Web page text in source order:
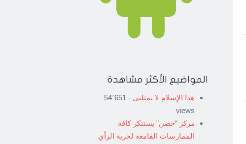
المواضيع الأكثر مشاهدة
هذا الإسلام لا يمثلني
- 54٬651
views
مركز “حصن” يستنكر كافة
الممارسات القامعة لحرية الرأي